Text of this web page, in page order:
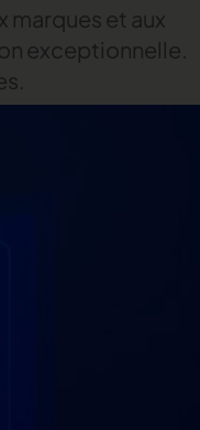
marques et aux
exceptionnelle.